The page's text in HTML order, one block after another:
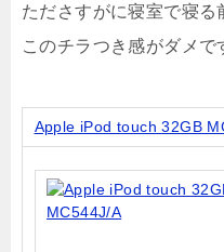
たださすがに寝室で寝る
このチラつき感がダメ
Apple iPod touch 32GB